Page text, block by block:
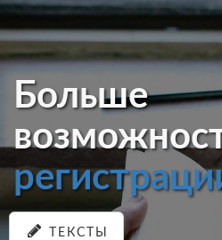
Больше
ТЕКСТЫ